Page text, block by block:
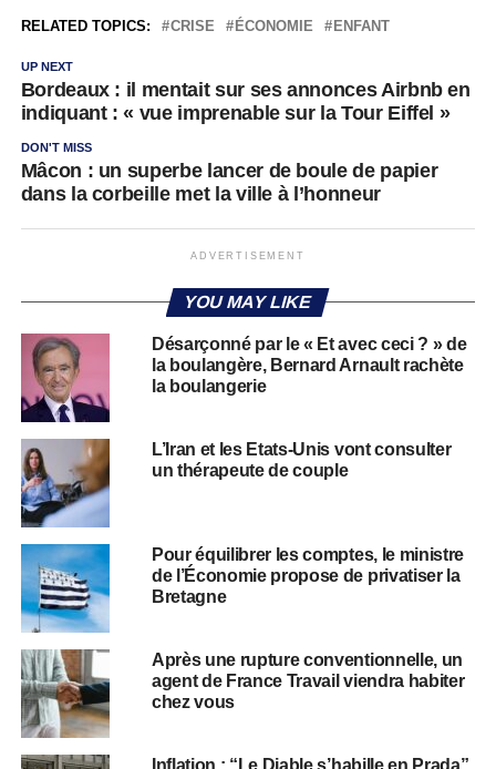
RELATED TOPICS: CRISE ÉCONOMIE ENFANT
UP NEXT
Bordeaux : il mentait sur ses annonces Airbnb en
indiquant : « vue imprenable sur la Tour Eiffel »
DON'T MISS
Mâcon : un superbe lancer de boule de papier
dans la corbeille met la ville à l’honneur
ADVERTISEMENT
YOU MAY LIKE
Désarçonné par le « Et avec ceci ? » de
la boulangère, Bernard Arnault rachète
la boulangerie
L’Iran et les Etats-Unis vont consulter
un thérapeute de couple
Pour équilibrer les comptes, le ministre
de l’Économie propose de privatiser la
Bretagne
Après une rupture conventionnelle, un
agent de France Travail viendra habiter
chez vous